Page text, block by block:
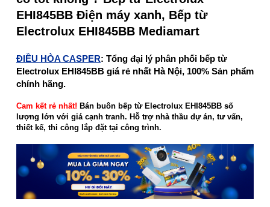
EHI845BB Điện máy xanh, Bếp từ
Electrolux EHI845BB Mediamart
ĐIỀU HÒA CASPER: Tổng đại lý phân phối bếp từ
Electrolux EHI845BB giá rẻ nhất Hà Nội, 100% Sản phẩm
chính hãng.
Cam kết rẻ nhất! Bán buôn bếp từ Electrolux EHI845BB số
lượng lớn với giá cạnh tranh. Hỗ trợ nhà thầu dự án, tư vấn,
thiết kế, thi công lắp đặt tại công trình.